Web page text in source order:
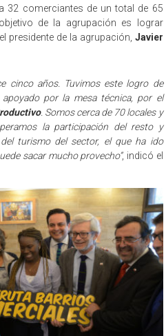
32 comerciantes de un total de 65
de la agrupación es lograr
presidente de la agrupación, Javier
cinco años. Tuvimos este logro de
por la mesa técnica, por el
. Somos cerca de 70 locales y
la participación del resto y
turismo del sector, el que ha ido
sacar mucho provecho”, indicó el